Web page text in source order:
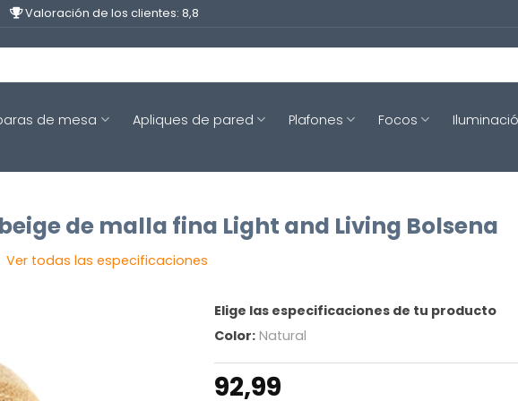
Valoración de los clientes: 8,8
de mesa Apliques de pared Plafones Focos
de malla fina Light and Living Bolsena
Ver todas las especificaciones
Elige las especificaciones de tu producto
Color: Natural
92,99